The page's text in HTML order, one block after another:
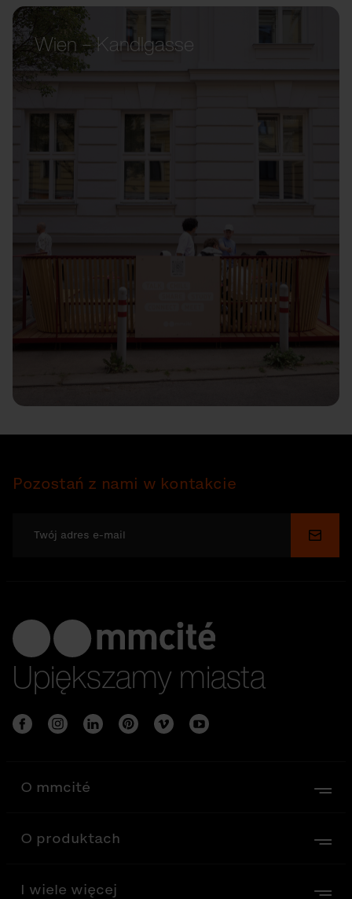
Wien – Kandlgasse
Pozostań z nami w kontakcie
Wyślij
Upiększamy miasta
O mmcité
O produktach
I wiele więcej